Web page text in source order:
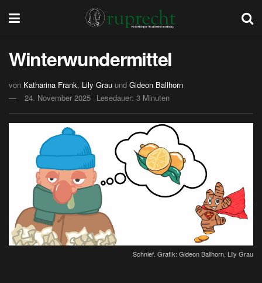
Winterwundermittel
von Katharina Frank, Lily Grau und Gideon Ballhorn
24. November 2025 Lesedauer: 3 Minuten
Schnief. Grafik: Gideon Ballhorn, Lily Grau